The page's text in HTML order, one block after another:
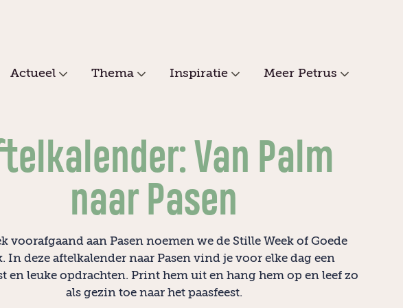
Actueel Thema Inspiratie Meer Petrus
Van Palm
naar Pasen
voorafgaand aan Pasen noemen we de Stille Week of Goede
In deze aftelkalender naar Pasen vind je voor elke dag een
en leuke opdrachten. Print hem uit en hang hem op en leef zo
als gezin toe naar het paasfeest.